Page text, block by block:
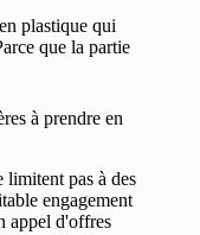
plastique qui
que la partie
à prendre en
limitent pas à des
engagement
appel d'offres